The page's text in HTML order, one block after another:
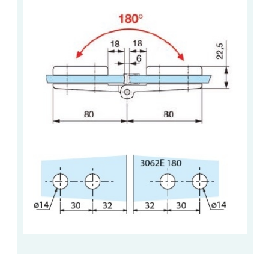
VERRE LAQUÉ/CRÉDENCE
VERRE FEUILLETÉ/TREMPÉ
DALLE DE SOL EN VERRE
GARDE CORPS EN VERRE
VERRIÈRE TYPE ATELIER
VERRES TEXTURÉS